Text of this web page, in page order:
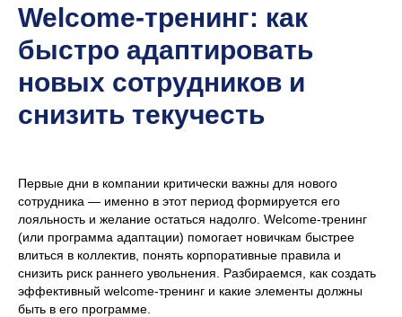
Welcome-тренинг: как
быстро адаптировать
новых сотрудников и
снизить текучесть
Первые дни в компании критически важны для нового
сотрудника — именно в этот период формируется его
лояльность и желание остаться надолго. Welcome-тренинг
(или программа адаптации) помогает новичкам быстрее
влиться в коллектив, понять корпоративные правила и
снизить риск раннего увольнения. Разбираемся, как создать
эффективный welcome-тренинг и какие элементы должны
быть в его программе.